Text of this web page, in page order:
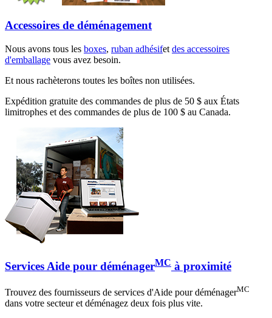
Accessoires de déménagement
Nous avons tous les boxes, ruban adhésifet des accessoires
d'emballage vous avez besoin.
Et nous rachèterons toutes les boîtes non utilisées.
Expédition gratuite des commandes de plus de 50 $ aux États
limitrophes et des commandes de plus de 100 $ au Canada.
Services Aide pour déménagerMC à proximité
Trouvez des fournisseurs de services d'Aide pour déménagerMC
dans votre secteur et déménagez deux fois plus vite.